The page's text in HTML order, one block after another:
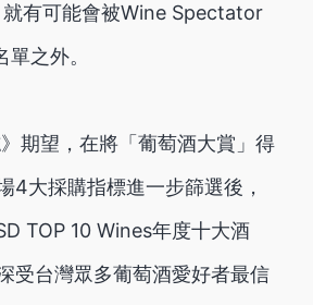
有可能會被Wine Spectator
之外。
》期望，在將「葡萄酒大賞」得
4大採購指標進一步篩選後，
TOP 10 Wines年度十大酒
受台灣眾多葡萄酒愛好者最信